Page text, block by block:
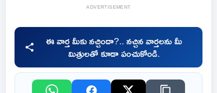
ADVERTISEMENT
ఈ వార్త మీకు నచ్చిందా?.. నచ్చిన వార్తలను మీ
మిత్రులతో కూడా పంచుకోండి.